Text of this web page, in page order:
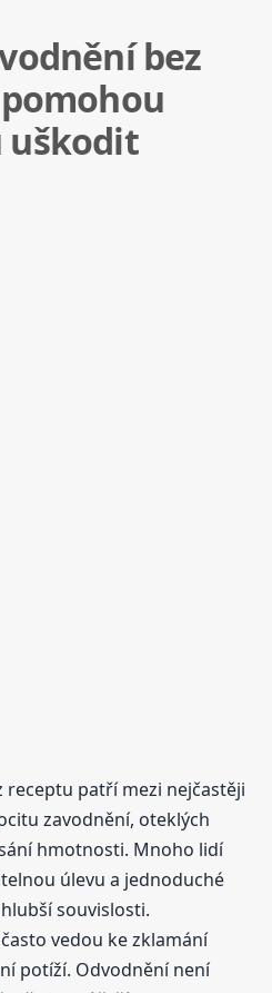
bez
uškodit
receptu patří mezi nejčastěji
zavodnění, oteklých
hmotnosti. Mnoho lidí
úlevu a jednoduché
souvislosti.
vedou ke zklamání
potíží. Odvodnění není